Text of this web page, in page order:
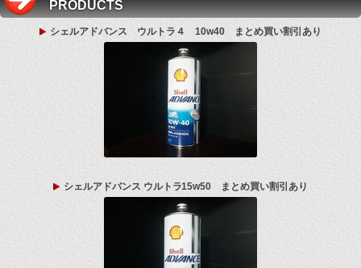
PRODUCTS
シェルアドバンス ウルトラ４ 10w40 まとめ買い割引あり
シェルアドバンス ウルトラ15w50 まとめ買い割引あり